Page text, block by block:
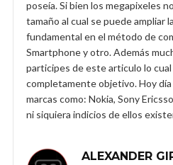
poseía. Si bien los megapixeles
tamaño al cual se puede ampliar
fundamental en el método de
Smartphone y otro. Además
participes de este articulo lo
completamente objetivo. Hoy
marcas como: Nokia, Sony
ni siquiera indicios de ellos
ALEXANDER